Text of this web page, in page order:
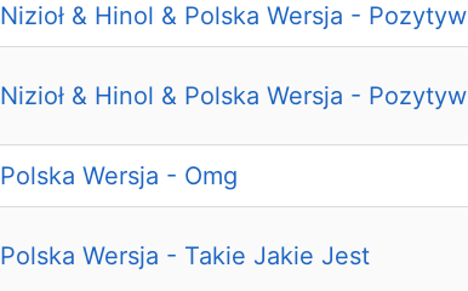
Nizioł & Hinol & Polska Wersja - Pozytyw
Nizioł & Hinol & Polska Wersja - Pozytyw
Polska Wersja - Omg
Polska Wersja - Takie Jakie Jest